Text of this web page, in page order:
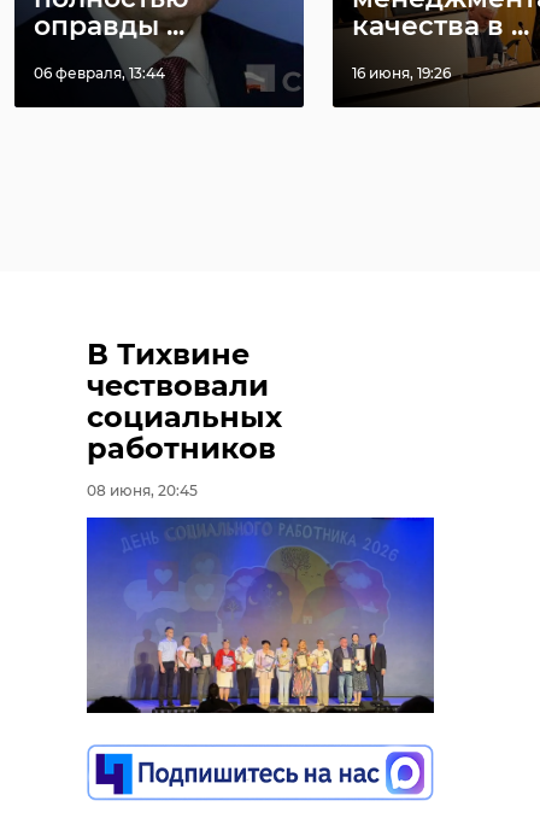
оправды ...
06 февраля, 13:44
качества в ...
16 июня, 19:26
В Тихвине
чествовали
социальных
работников
08 июня, 20:45